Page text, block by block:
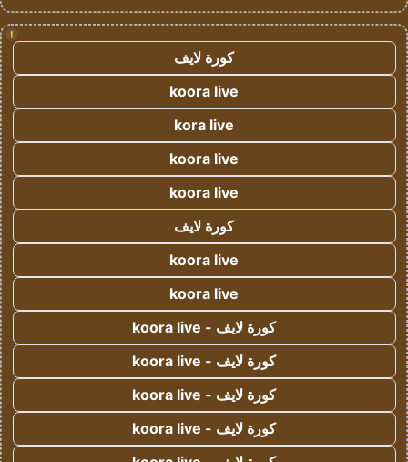
!
كورة لايف
koora live
kora live
koora live
koora live
كورة لايف
koora live
koora live
كورة لايف - koora live
كورة لايف - koora live
كورة لايف - koora live
كورة لايف - koora live